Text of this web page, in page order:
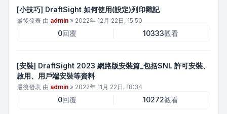
[小技巧] DraftSight 如何使用(設定)列印戳記
最後發表 由 admin » 2022年 12月 22日, 15:50
0回覆 10333觀看
[安裝] DraftSight 2023 網路版安裝篇_包括SNL 許可安裝、
啟用、用戶端安裝等資料
最後發表 由 admin » 2022年 11月 22日, 18:34
0回覆 10272觀看